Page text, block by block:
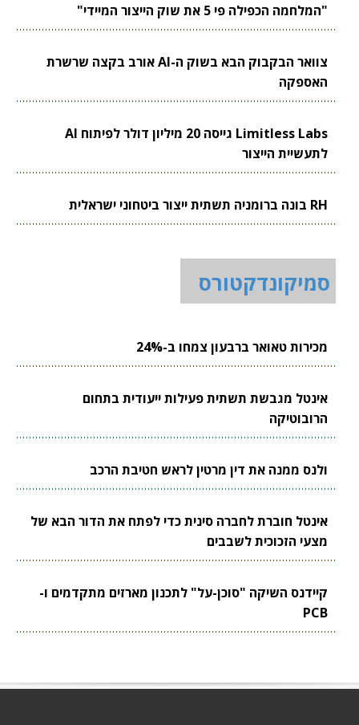
"המלחמה הכפילה פי 5 את שוק הייצור המיידי"
צוואר הבקבוק הבא בשוק ה-AI אורב בקצה שרשרת
האספקה
Limitless Labs גייסה 20 מיליון דולר לפיתוח AI
לתעשיית הייצור
RH בונה ברומניה תשתית ייצור ביטחוני ישראלית
סמיקונדקטורס
מכירות טאואר ברבעון צמחו ב-24%
אינטל מגבשת תשתית פעילות ייעודית בתחום
הרובוטיקה
ולנס ממנה את דין מרטין לראש חטיבת הרכב
אינטל חוברת לחברה סינית כדי לפתח את הדור הבא של
מצעי הזכוכית לשבבים
קיידנס השיקה "סוכן-על" לתכנון מארזים מתקדמים ו-
PCB